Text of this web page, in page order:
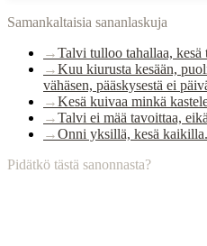
Samankaltaisia sananlaskuja
→Talvi tulloo tahallaa,
→Kuu kiurusta kesään,
vähäsen, pääskysestä ei
→Kesä kuivaa minkä
→Talvi ei mää tavoittaa,
→Onni yksillä, kesä kaikilla.
Pidätkö tästä sanonnasta?